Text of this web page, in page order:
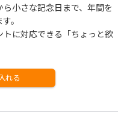
小さな記念日まで、年間を
。
に対応できる「ちょっと欲
れる